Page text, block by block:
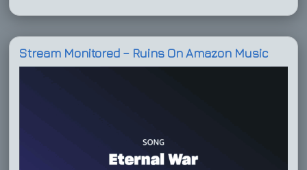
Stream Monitored – Ruins On Amazon Music